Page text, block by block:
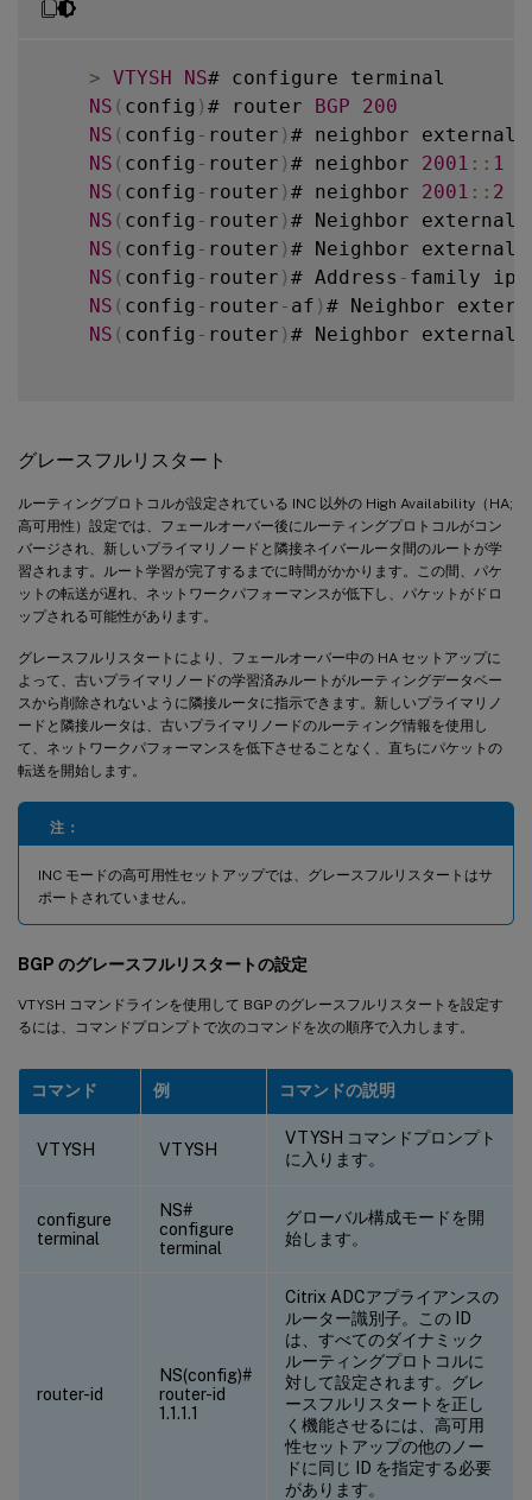
> VTYSH NS# configure terminal
NS ( config ) # router BGP
200
NS ( config - router ) # neighbor external
NS ( config - router ) # neighbor 2001 : : 1
NS ( config - router ) # neighbor 2001 : : 2
NS ( config - router ) # Neighbor external
NS ( config - router ) # Neighbor external
NS ( config - router ) # Address - family
NS ( config - router - af ) # Neighbor
NS ( config - router ) # Neighbor external
グレースフルリスタート
ルーティングプロトコルが設定されている INC 以外の High Availability（HA;
高可用性）設定では、フェールオーバー後にルーティングプロトコルがコン
バージされ、新しいプライマリノードと隣接ネイバールータ間のルートが学
習されます。ルート学習が完了するまでに時間がかかります。この間、パケ
ットの転送が遅れ、ネットワークパフォーマンスが低下し、パケットがドロ
ップされる可能性があります。
グレースフルリスタートにより、フェールオーバー中の HA セットアップに
よって、古いプライマリノードの学習済みルートがルーティングデータベー
スから削除されないように隣接ルータに指示できます。新しいプライマリノ
ードと隣接ルータは、古いプライマリノードのルーティング情報を使用し
て、ネットワークパフォーマンスを低下させることなく、直ちにパケットの
転送を開始します。
注：
INC モードの高可用性セットアップでは、グレースフルリスタートはサ
ポートされていません。
BGP のグレースフルリスタートの設定
VTYSH コマンドラインを使用して BGP のグレースフルリスタートを設定す
るには、コマンドプロンプトで次のコマンドを次の順序で入力します。
コマンド 例 コマンドの説明
VTYSH VTYSH
VTYSH コマンドプロンプト
に入ります。
configure
terminal
NS#
configure
terminal
グローバル構成モードを開
始します。
router-id
NS(config)#
router-id
1.1.1.1
Citrix ADCアプライアンスの
ルーター識別子。この ID
は、すべてのダイナミック
ルーティングプロトコルに
対して設定されます。グレ
ースフルリスタートを正し
く機能させるには、高可用
性セットアップの他のノー
ドに同じ ID を指定する必要
があります。